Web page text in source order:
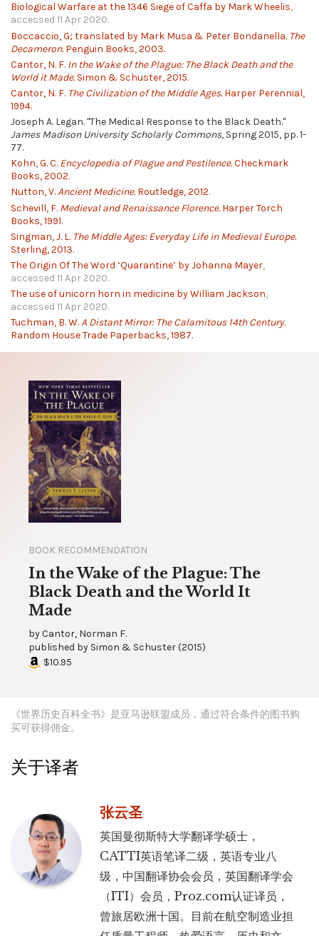
Biological Warfare at the 1346 Siege of Caffa by Mark Wheelis,
accessed 11 Apr 2020.
Boccaccio, G; translated by Mark Musa & Peter Bondanella. The
Decameron.Penguin Books, 2003.
Cantor, N. F. In the Wake of the Plague: The Black Death and the
World it Made.Simon & Schuster, 2015.
Cantor, N. F. The Civilization of the Middle Ages.Harper Perennial,
1994.
Joseph A. Legan. "The Medical Response to the Black Death."
James Madison University Scholarly Commons, Spring 2015, pp. 1-
77.
Kohn, G. C. Encyclopedia of Plague and Pestilence.Checkmark
Books, 2002.
Nutton, V.Ancient Medicine.Routledge, 2012.
Schevill, F. Medieval and Renaissance Florence.Harper Torch
Books, 1991.
Singman, J. L. The Middle Ages: Everyday Life in Medieval Europe.
Sterling, 2013.
The Origin Of The Word ‘Quarantine’ by Johanna Mayer,
accessed 11 Apr 2020.
The use of unicorn horn in medicine by William Jackson,
accessed 11 Apr 2020.
Tuchman, B. W.A Distant Mirror: The Calamitous 14th Century.
Random House Trade Paperbacks, 1987.
BOOK RECOMMENDATION
In the Wake of the Plague: The
Black Death and the World It
Made
byCantor, Norman F.
published by Simon & Schuster(2015)
$10.95
《世界历史百科全书》是亚马逊联盟成员，通过符合条件的图书购
买可获得佣金。
关于译者
张云圣
英国曼彻斯特大学翻译学硕士，
CATTI英语笔译二级，英语专业八
级，中国翻译协会会员，英国翻译学会
（ITI）会员，Proz.com认证译员，
曾旅居欧洲十国。目前在航空制造业担